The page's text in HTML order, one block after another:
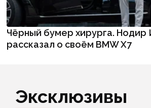
Чёрный бумер хирурга. Нодир
рассказал о своём BMW X7
Эксклюзивы